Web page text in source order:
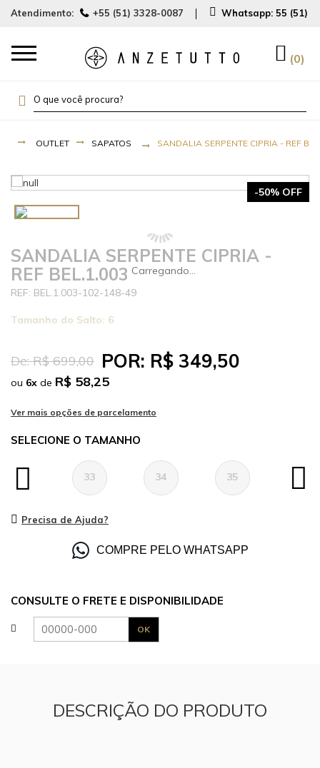
Atendimento: +55 (51) 3328-0087 Whatsapp: 55 (51)
0
OUTLET SAPATOS SANDALIA SERPENTE CIPRIA - REF
-50% OFF
SANDALIA SERPENTE CIPRIA -
REF BEL.1.003
BEL.1.003-102-148-49
Tamanho do Salto: 6
De:R$ 699,00 POR: R$ 349,50
ou 6x de R$ 58,25
TAMANHO
33 34 35
Precisa de Ajuda?
COMPRE PELO WHATSAPP
CONSULTE O FRETE E DISPONIBILIDADE
DESCRIÇÃO DO PRODUTO